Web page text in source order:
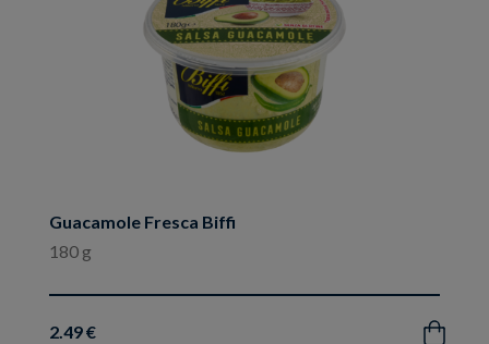
Guacamole Fresca Biffi
180 g
2.49 € Acquista